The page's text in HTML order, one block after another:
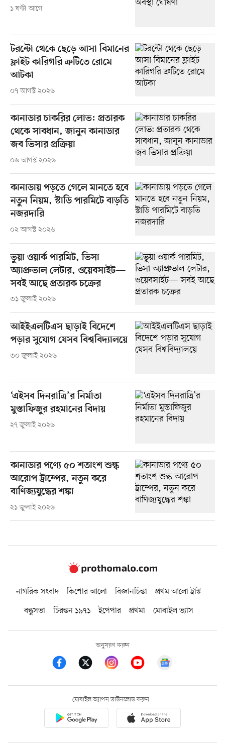
১ ঘণ্টা আগে
টরন্টো থেকে ছেড়ে আসা বিমানের
ফ্লাইট কারিগরি ত্রুটিতে রোমে
আটকা
০৭ আগস্ট ২০২৬
কানাডার চাকরির লোভ: প্রতারক
থেকে সাবধান, জানুন কানাডার
জব ভিসার প্রক্রিয়া
০৬ আগস্ট ২০২৬
কানাডায় পড়তে গেলে মানতে হবে
নতুন নিয়ম, স্টাডি পারমিটে বাড়তি
নজরদারি
০২ আগস্ট ২০২৬
ভুয়া ওয়ার্ক পারমিট, ভিসা
অ্যাপ্রুভাল লেটার, ওয়েবসাইট—
সবই আছে প্রতারক চক্রের
৩১ জুলাই ২০২৬
আইইএলটিএস ছাড়াই বিদেশে
পড়ার সুযোগ যেসব বিশ্ববিদ্যালয়ে
৩০ জুলাই ২০২৬
‘এইসব দিনরাত্রি’র নির্মাতা
মুস্তাফিজুর রহমানের বিদায়
২৭ জুলাই ২০২৬
কানাডার পণ্যে ৫০ শতাংশ শুল্ক
আরোপ ট্রাম্পের, নতুন করে
বাণিজ্যযুদ্ধের শঙ্কা
২১ জুলাই ২০২৬
নাগরিক সংবাদ কিশোর আলো বিজ্ঞানচিন্তা
প্রথম আলো ট্রাস্ট
বন্ধুসভা
চিরন্তন ১৯৭১ ইপেপার প্রথমা মোবাইল ভ্যাস
অনুসরণ করুন
মোবাইল অ্যাপস ডাউনলোড করুন